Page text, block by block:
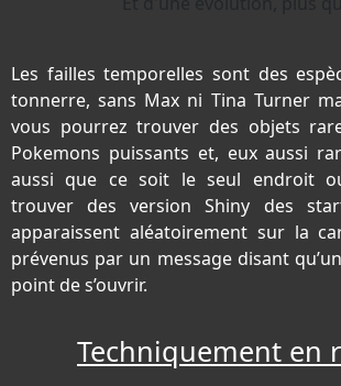
Les failles temporelles sont des
tonnerre, sans Max ni Tina Turner
vous pourrez trouver des objets
Pokemons puissants et, eux aussi
aussi que ce soit le seul endroit
trouver des version Shiny des
apparaissent aléatoirement sur la
prévenus par un message disant
point de s’ouvrir.
Techniquement en